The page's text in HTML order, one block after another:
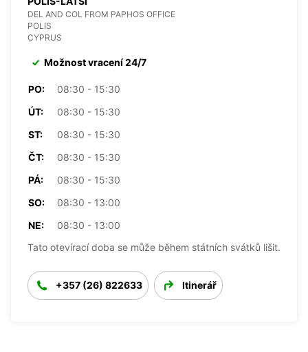
DEL AND COL FROM PAPHOS OFFICE
POLIS
CYPRUS
Možnost vracení 24/7
PO:
08:30 - 15:30
ÚT:
08:30 - 15:30
ST:
08:30 - 15:30
ČT:
08:30 - 15:30
PÁ:
08:30 - 15:30
SO:
08:30 - 13:00
NE:
08:30 - 13:00
Tato otevírací doba se může během státních svátků lišit.
+357 (26) 822633 Itinerář